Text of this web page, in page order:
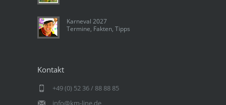
Karneval 2027
Termine, Fakten, Tipps
Kontakt
+49 (0) 52 36 / 88 88 85
info@km-line.de